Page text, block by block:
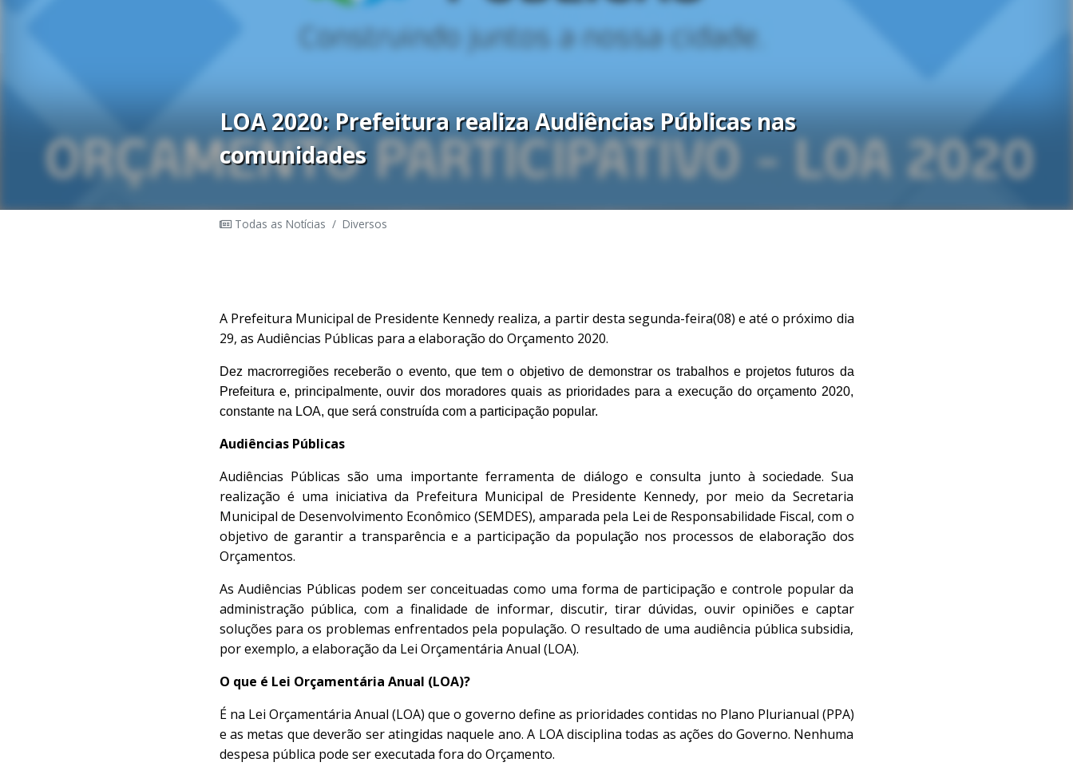
LOA 2020: Prefeitura realiza Audiências Públicas nas
comunidades
Todas as Notícias / Diversos
A Prefeitura Municipal de Presidente Kennedy realiza, a partir desta segunda-feira(08) e até o próximo dia
29, as Audiências Públicas para a elaboração do Orçamento 2020.
Dez macrorregiões receberão o evento, que tem o objetivo de demonstrar os trabalhos e projetos futuros da
Prefeitura e, principalmente, ouvir dos moradores quais as prioridades para a execução do orçamento 2020,
constante na LOA, que será construída com a participação popular.
Audiências Públicas
Audiências Públicas são uma importante ferramenta de diálogo e consulta junto à sociedade. Sua
realização é uma iniciativa da Prefeitura Municipal de Presidente Kennedy, por meio da Secretaria
Municipal de Desenvolvimento Econômico (SEMDES), amparada pela Lei de Responsabilidade Fiscal, com o
objetivo de garantir a transparência e a participação da população nos processos de elaboração dos
Orçamentos.
As Audiências Públicas podem ser conceituadas como uma forma de participação e controle popular da
administração pública, com a finalidade de informar, discutir, tirar dúvidas, ouvir opiniões e captar
soluções para os problemas enfrentados pela população. O resultado de uma audiência pública subsidia,
por exemplo, a elaboração da Lei Orçamentária Anual (LOA).
O que é Lei Orçamentária Anual (LOA)?
É na Lei Orçamentária Anual (LOA) que o governo define as prioridades contidas no Plano Plurianual (PPA)
e as metas que deverão ser atingidas naquele ano. A LOA disciplina todas as ações do Governo. Nenhuma
despesa pública pode ser executada fora do Orçamento.